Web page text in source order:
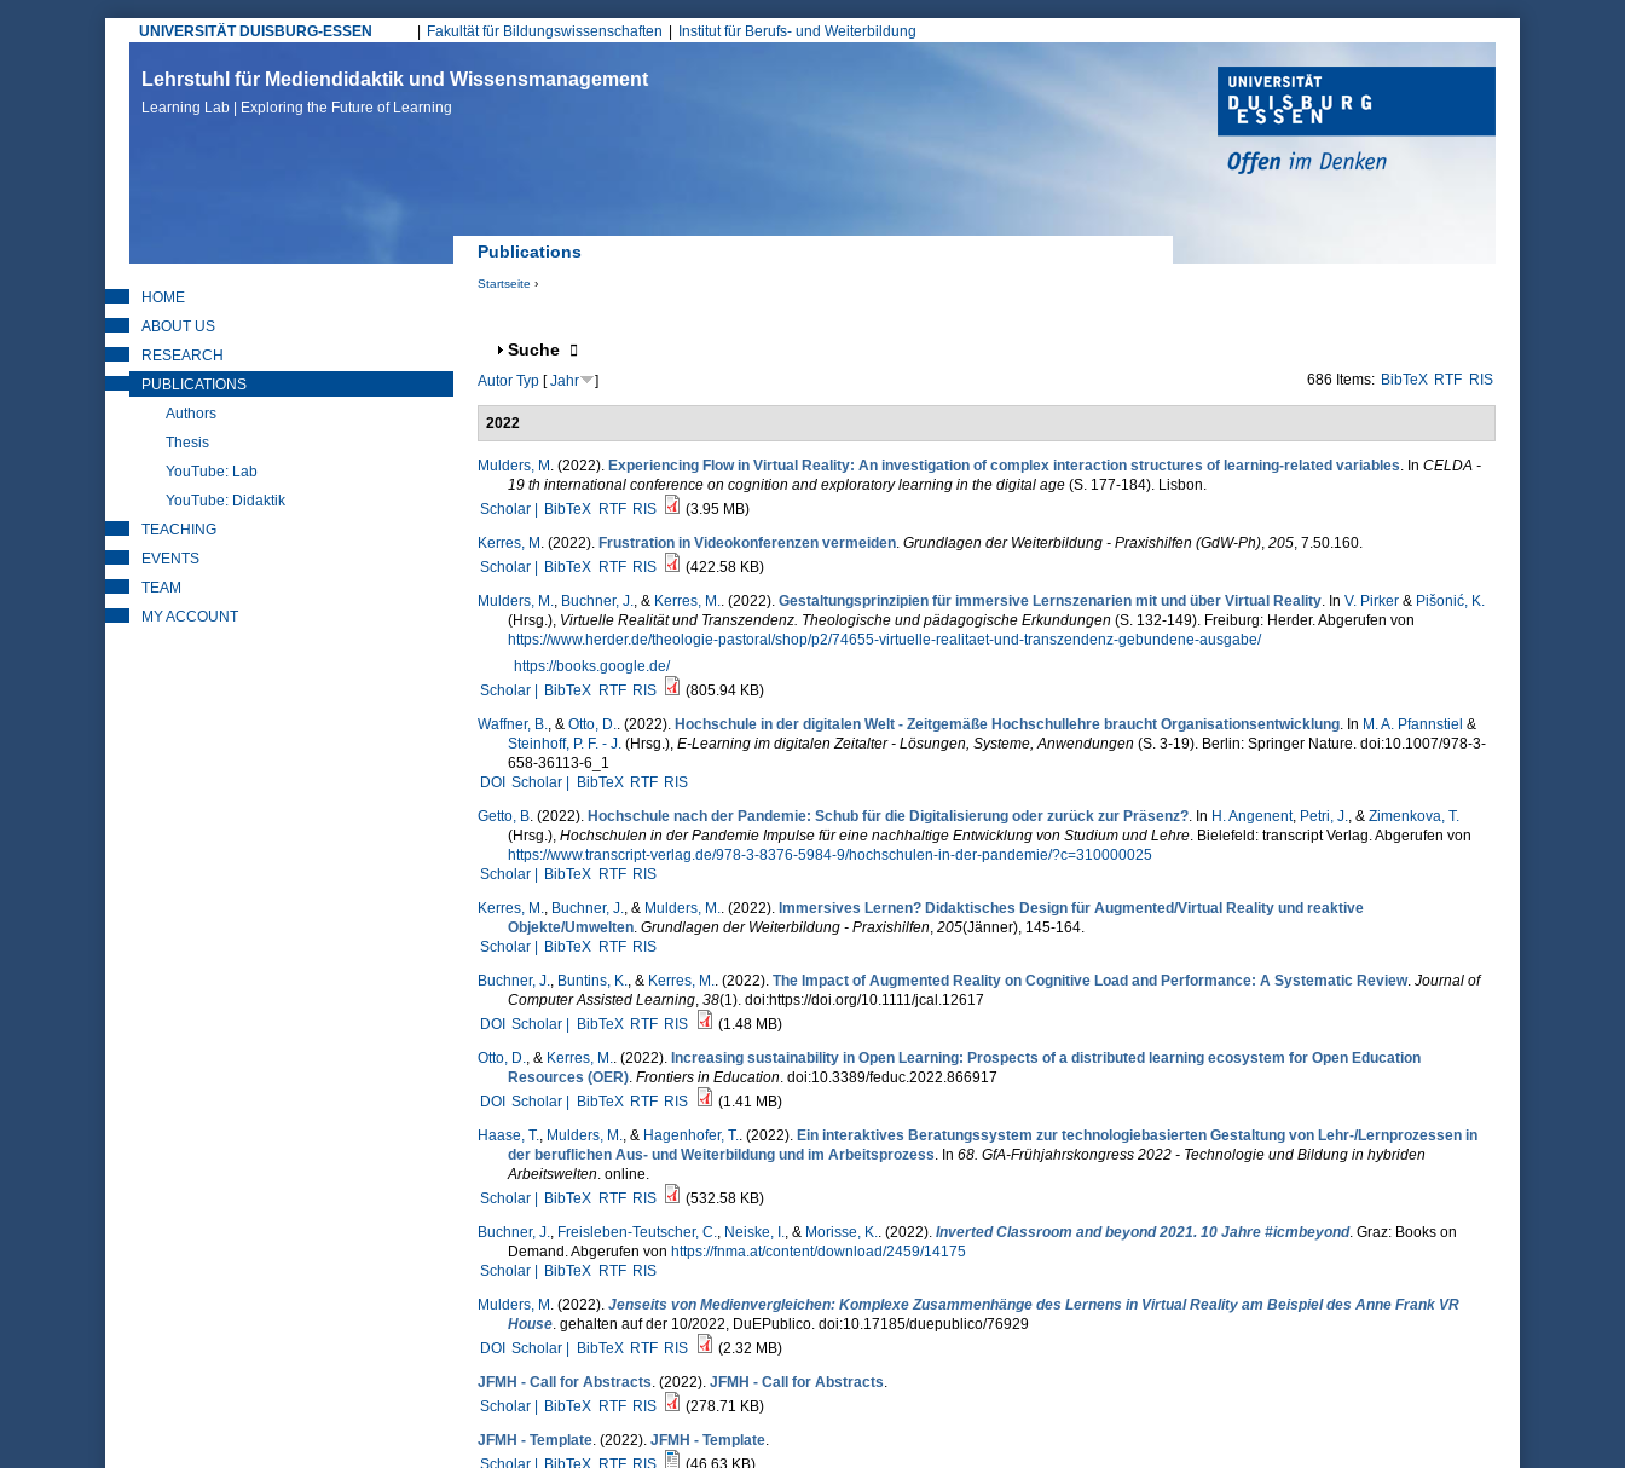
UNIVERSITÄT DUISBURG-ESSEN
Hauptmenü
Fakultät für Bildungswissenschaften Institut für Berufs- und Weiterbildung
Lehrstuhl für Mediendidaktik und Wissensmanagement
Learning Lab | Exploring the Future of Learning
Publications
Startseite ›
Anzeigen
Suche
686 Items: BibTeX RTF RIS
Autor Typ[Jahr ]
2022
Mulders, M . (2022). Experiencing Flow in Virtual Reality: An investigation of complex interaction structures of learning-related variables. In CELDA -
19 th international conference on cognition and exploratory learning in the digital age (S. 177-184). Lisbon.
Scholar |
BibTeX RTF RIS
(3.95 MB)
Kerres, M . (2022). Frustration in Videokonferenzen vermeiden. Grundlagen der Weiterbildung - Praxishilfen (GdW-Ph), 205, 7.50.160.
Scholar |
BibTeX RTF RIS
(422.58 KB)
Mulders, M., Buchner, J., & Kerres, M.. (2022). Gestaltungsprinzipien für immersive Lernszenarien mit und über Virtual Reality. In V. Pirker& Pišonić, K.
(Hrsg.), Virtuelle Realität und Transzendenz. Theologische und pädagogische Erkundungen (S. 132-149). Freiburg: Herder. Abgerufen von
https://www.herder.de/theologie-pastoral/shop/p2/74655-virtuelle-realitaet-und-transzendenz-gebundene-ausgabe/
https://books.google.de/
Scholar |
BibTeX RTF RIS
(805.94 KB)
Waffner, B., & Otto, D.. (2022). Hochschule in der digitalen Welt - Zeitgemäße Hochschullehre braucht Organisationsentwicklung. In M. A. Pfannstiel &
Steinhoff, P. F. - J.(Hrsg.), E-Learning im digitalen Zeitalter - Lösungen, Systeme, Anwendungen (S. 3-19). Berlin: Springer Nature. doi:10.1007/978-3-
658-36113-6_1
DOI Scholar | BibTeX RTF RIS
Getto, B. (2022). Hochschule nach der Pandemie: Schub für die Digitalisierung oder zurück zur Präsenz?. In H. Angenent, Petri, J., & Zimenkova, T.
(Hrsg.), Hochschulen in der Pandemie Impulse für eine nachhaltige Entwicklung von Studium und Lehre. Bielefeld: transcript Verlag. Abgerufen von
https://www.transcript-verlag.de/978-3-8376-5984-9/hochschulen-in-der-pandemie/?c=310000025
Scholar |
BibTeX RTF RIS
Kerres, M., Buchner, J., & Mulders, M.. (2022). Immersives Lernen? Didaktisches Design für Augmented/Virtual Reality und reaktive
Objekte/Umwelten. Grundlagen der Weiterbildung - Praxishilfen, 205(Jänner), 145-164.
Scholar |
BibTeX RTF RIS
Buchner, J., Buntins, K., & Kerres, M.. (2022). The Impact of Augmented Reality on Cognitive Load and Performance: A Systematic Review. Journal of
Computer Assisted Learning, 38(1). doi:https://doi.org/10.1111/jcal.12617
DOI Scholar | BibTeX RTF RIS
(1.48 MB)
Otto, D., & Kerres, M.. (2022). Increasing sustainability in Open Learning: Prospects of a distributed learning ecosystem for Open Education
Resources (OER). Frontiers in Education. doi:10.3389/feduc.2022.866917
DOI Scholar | BibTeX RTF RIS
(1.41 MB)
Haase, T., Mulders, M., & Hagenhofer, T.. (2022). Ein interaktives Beratungssystem zur technologiebasierten Gestaltung von Lehr-/Lernprozessen in
der beruflichen Aus- und Weiterbildung und im Arbeitsprozess. In 68. GfA-Frühjahrskongress 2022 - Technologie und Bildung in hybriden
Arbeitswelten. online.
Scholar |
BibTeX RTF RIS
(532.58 KB)
Buchner, J., Freisleben-Teutscher, C., Neiske, I., & Morisse, K.. (2022). Inverted Classroom and beyond 2021. 10 Jahre #icmbeyond. Graz: Books on
Demand. Abgerufen von https://fnma.at/content/download/2459/14175
Scholar |
BibTeX RTF RIS
Mulders, M . (2022). Jenseits von Medienvergleichen: Komplexe Zusammenhänge des Lernens in Virtual Reality am Beispiel des Anne Frank VR
House. gehalten auf der 10/2022, DuEPublico. doi:10.17185/duepublico/76929
DOI Scholar | BibTeX RTF RIS
(2.32 MB)
JFMH - Call for Abstracts. (2022). JFMH - Call for Abstracts.
Scholar |
BibTeX RTF RIS
(278.71 KB)
JFMH - Template. (2022). JFMH - Template.
Scholar |
BibTeX RTF RIS
(46.63 KB)
HOME
ABOUT US
RESEARCH
PUBLICATIONS
Authors
Thesis
YouTube: Lab
YouTube: Didaktik
TEACHING
EVENTS
TEAM
MY ACCOUNT